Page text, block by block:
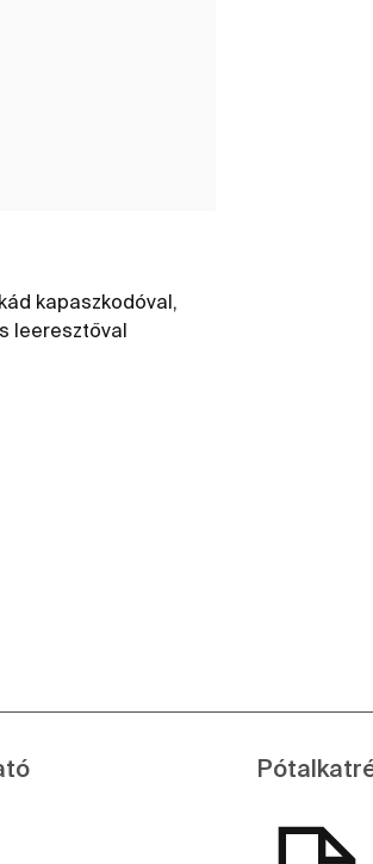
kapaszkodóval,
leeresztőval